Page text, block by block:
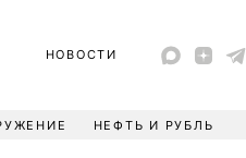
НОВОСТИ
НЕФТЬ И РУБЛЬ